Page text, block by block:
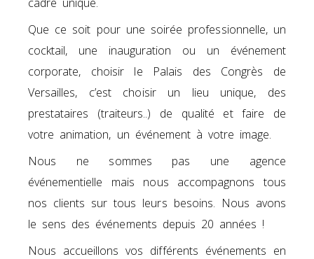
Que ce soit pour une soirée professionnelle, un
cocktail, une inauguration ou un événement
corporate, choisir le Palais des Congrès de
Versailles, c’est choisir un lieu unique, des
prestataires (traiteurs..) de qualité et faire de
votre animation, un événement à votre image.
Nous ne sommes pas une agence
événementielle mais nous accompagnons tous
nos clients sur tous leurs besoins. Nous avons
le sens des événements depuis 20 années !
Nous accueillons vos différents événements en